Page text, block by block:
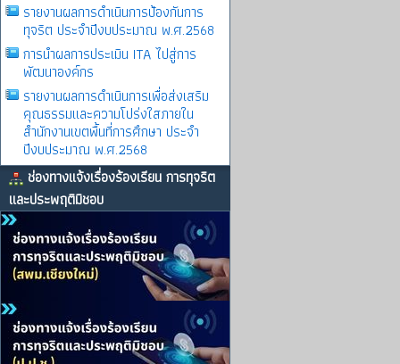
รายงานผลการดําเนินการป้องกันการ
ทุจริต ประจําปีงบประมาณ พ.ศ.2568
การนำผลการประเมิน ITA ไปสู่การ
พัฒนาองค์กร
รายงานผลการดําเนินการเพื่อส่งเสริม
คุณธรรมและความโปร่งใสภายใน
สำนักงานเขตพื้นที่การศึกษา ประจำ
ปีงบประมาณ พ.ศ.2568
ช่องทางแจ้งเรื่องร้องเรียน การทุจริต
และประพฤติมิชอบ